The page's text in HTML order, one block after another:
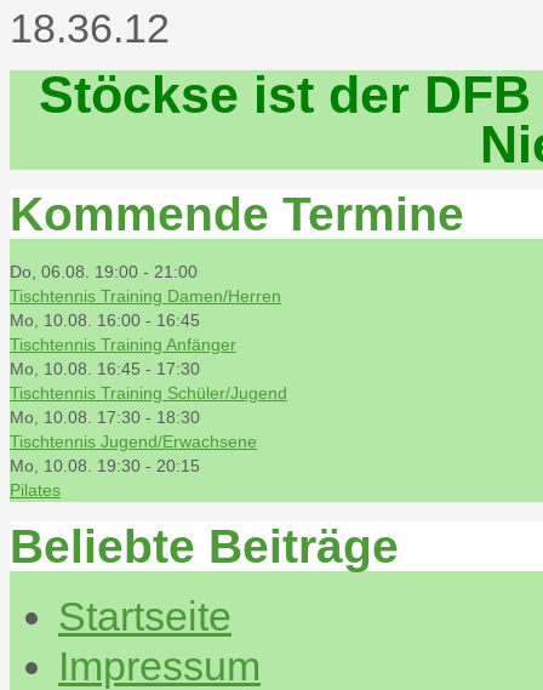
Stöckse ist der
Kommende Termine
Do, 06.08. 19:00 - 21:00
Tischtennis Training Damen/Herren
Mo, 10.08. 16:00 - 16:45
Tischtennis Training Anfänger
Mo, 10.08. 16:45 - 17:30
Tischtennis Training Schüler/Jugend
Mo, 10.08. 17:30 - 18:30
Tischtennis Jugend/Erwachsene
Mo, 10.08. 19:30 - 20:15
Pilates
Beliebte Beiträge
Startseite
Impressum